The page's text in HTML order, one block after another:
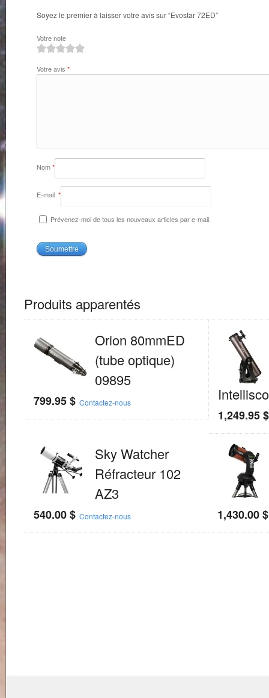
Soyez le premier à laisser votre avis sur “Evostar 72ED”
Votre note
Votre avis *
Nom*
E-mail *
Prévenez-moi de tous les nouveaux articles par e-mail.
Produits apparentés
Orion 80mmED
(tube optique)
09895
799.95$ Contactez-nous
1,249.95$
Sky Watcher
Réfracteur 102
AZ3
540.00$ Contactez-nous 1,430.00$